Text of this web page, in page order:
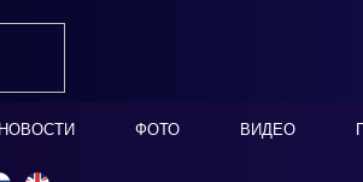
НОВОСТИ ФОТО ВИДЕО